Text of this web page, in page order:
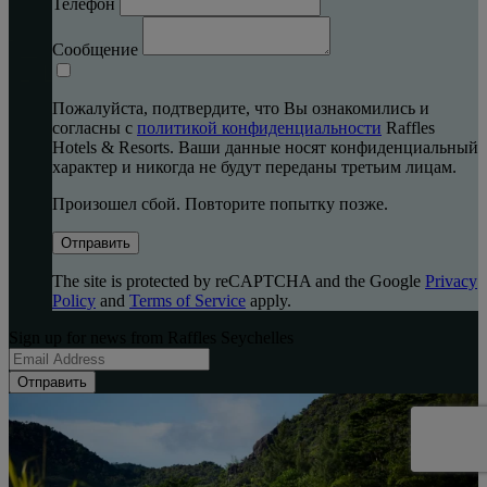
Телефон
Сообщение
Пожалуйста, подтвердите, что Вы ознакомились и
согласны с политикой конфиденциальности Raffles
Hotels & Resorts. Ваши данные носят конфиденциальный
характер и никогда не будут переданы третьим лицам.
Произошел сбой. Повторите попытку позже.
Отправить
The site is protected by reCAPTCHA and the Google Privacy
Policy and Terms of Service apply.
Отправить